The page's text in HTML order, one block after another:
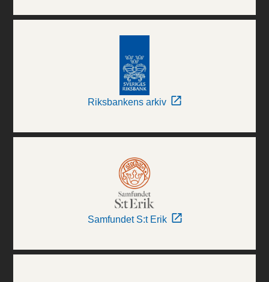
Riksbankens arkiv
Samfundet S:t Erik